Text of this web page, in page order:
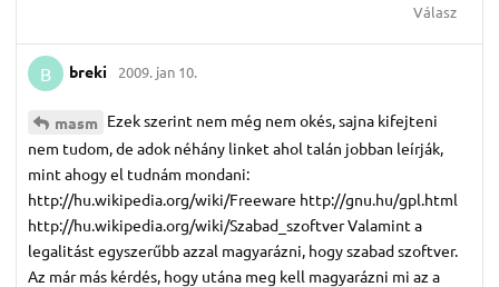
Válasz
B breki 2009. jan 10.
masm Ezek szerint nem még nem okés, sajna kifejteni
nem tudom, de adok néhány linket ahol talán jobban leírják,
mint ahogy el tudnám mondani:
http://hu.wikipedia.org/wiki/Freeware http://gnu.hu/gpl.html
http://hu.wikipedia.org/wiki/Szabad_szoftver Valamint a
legalitást egyszerűbb azzal magyarázni, hogy szabad szoftver.
Az már más kérdés, hogy utána meg kell magyarázni mi az a